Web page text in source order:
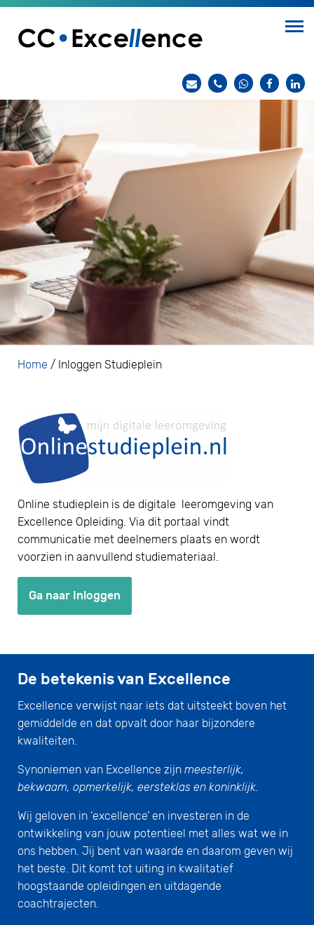
Home / Inloggen Studieplein
Online studieplein is de digitale leeromgeving van
Excellence Opleiding. Via dit portaal vindt
communicatie met deelnemers plaats en wordt
voorzien in aanvullend studiemateriaal.
Ga naar Inloggen
De betekenis van Excellence
Excellence verwijst naar iets dat uitsteekt boven het
gemiddelde en dat opvalt door haar bijzondere
kwaliteiten.
Synoniemen van Excellence zijn meesterlijk,
bekwaam, opmerkelijk, eersteklas en koninklijk.
Wij geloven in ‘excellence’ en investeren in de
ontwikkeling van jouw potentieel met alles wat we in
ons hebben. Jij bent van waarde en daarom geven wij
het beste. Dit komt tot uiting in kwalitatief
hoogstaande opleidingen en uitdagende
coachtrajecten.